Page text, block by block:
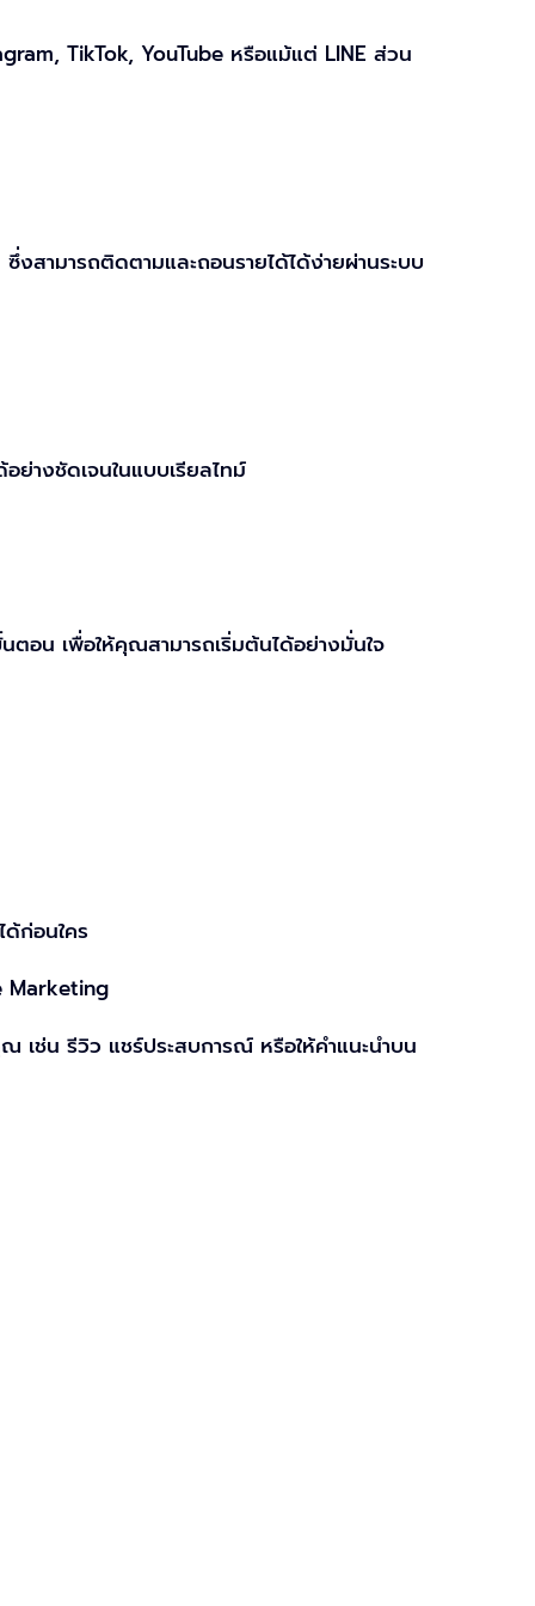
TikTok, YouTube หรือแม้แต่ LINE ส่วน
ามารถติดตามและถอนรายได้ได้ง่ายผ่านระบบ
ย่างชัดเจนในแบบเรียลไทม์
ตอน เพื่อให้คุณสามารถเริ่มต้นได้อย่างมั่นใจ
ก่อนใคร
Marketing
เช่น รีวิว แชร์ประสบการณ์ หรือให้คำแนะนำบน